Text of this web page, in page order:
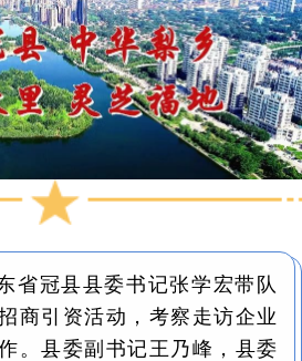
省冠县县委书记张学宏带队
商引资活动，考察走访企业
。县委副书记王乃峰，县委